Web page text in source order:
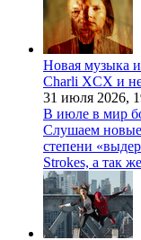
Новая музыка
Charli XCX и
31 июля 2026,
В июле в мир
Слушаем новые
степени
Strokes, а так